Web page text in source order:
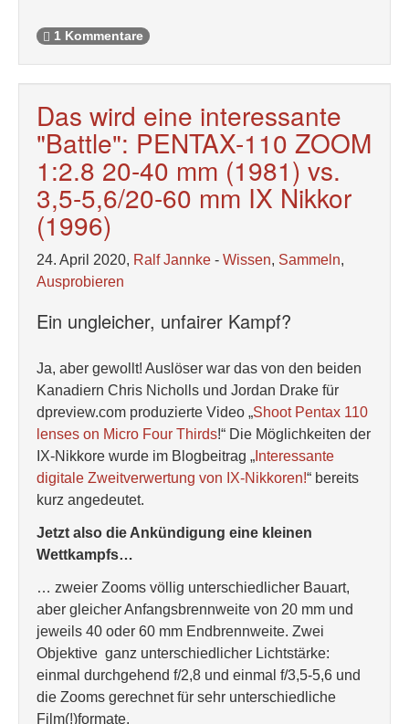
1 Kommentare
Das wird eine interessante
"Battle": PENTAX-110 ZOOM
1:2.8 20-40 mm (1981) vs.
3,5-5,6/20-60 mm IX Nikkor
(1996)
24. April 2020, Ralf Jannke - Wissen, Sammeln,
Ausprobieren
Ein ungleicher, unfairer Kampf?
Ja, aber gewollt! Auslöser war das von den beiden
Kanadiern Chris Nicholls und Jordan Drake für
dpreview.com produzierte Video „Shoot Pentax 110
lenses on Micro Four Thirds!“ Die Möglichkeiten der
IX-Nikkore wurde im Blogbeitrag „ Interessante
digitale Zweitverwertung von IX-Nikkoren!“ bereits
kurz angedeutet.
Jetzt also die Ankündigung eine kleinen
Wettkampfs…
… zweier Zooms völlig unterschiedlicher Bauart,
aber gleicher Anfangsbrennweite von 20 mm und
jeweils 40 oder 60 mm Endbrennweite. Zwei
Objektive ganz unterschiedlicher Lichtstärke:
einmal durchgehend f/2,8 und einmal f/3,5-5,6 und
die Zooms gerechnet für sehr unterschiedliche
Film(!)formate.